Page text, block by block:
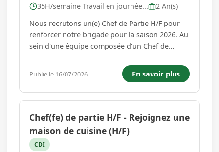
35H/semaine Travail en journée...
2 An(s)
Nous recrutons un(e) Chef de Partie H/F pour
renforcer notre brigade pour la saison 2026. Au
sein d'une équipe composée d'un Chef de
et de commis, vous participez à la production
culinaire et au bon déroulement des services.
Poste Vos missions :...
Publie le 16/07/2026 En savoir plus
Chef(fe) de partie H/F - Rejoignez une
maison de cuisine (H/F)
CDI